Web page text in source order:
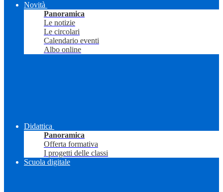
Novità
Panoramica
Le notizie
Le circolari
Calendario eventi
Albo online
Didattica
Panoramica
Offerta formativa
I progetti delle classi
Scuola digitale